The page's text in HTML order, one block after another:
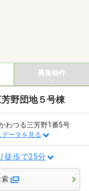
募集物件
野団地５号棟
わつる三芳野1番5号
データを見る
徒歩で25分